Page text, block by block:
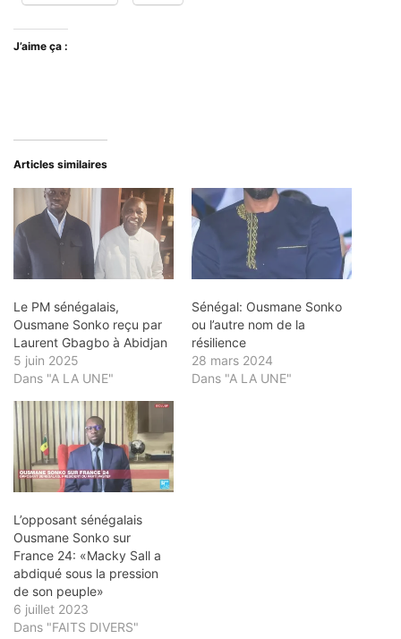
J’aime ça :
Articles similaires
Le PM sénégalais,
Ousmane Sonko reçu par
Laurent Gbagbo à Abidjan
5 juin 2025
Dans "A LA UNE"
Sénégal: Ousmane Sonko
ou l’autre nom de la
résilience
28 mars 2024
Dans "A LA UNE"
L’opposant sénégalais
Ousmane Sonko sur
France 24: «Macky Sall a
abdiqué sous la pression
de son peuple»
6 juillet 2023
Dans "FAITS DIVERS"